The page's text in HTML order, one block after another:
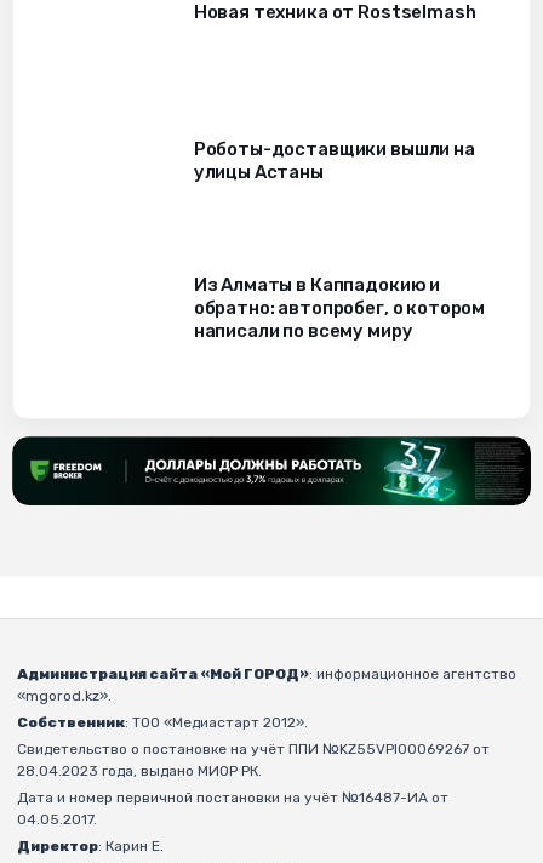
Новая техника от Rostselmash
Роботы-доставщики вышли на
улицы Астаны
Из Алматы в Каппадокию и
обратно: автопробег, о котором
написали по всему миру
Администрация сайта «Мой ГОРОД»: информационное агентство
«mgorod.kz».
Собственник: ТОО «Медиастарт 2012».
Свидетельство о постановке на учёт ППИ №KZ55VPI00069267 от
28.04.2023 года, выдано МИОР РК.
Дата и номер первичной постановки на учёт №16487-ИА от
04.05.2017.
Директор: Карин Е.